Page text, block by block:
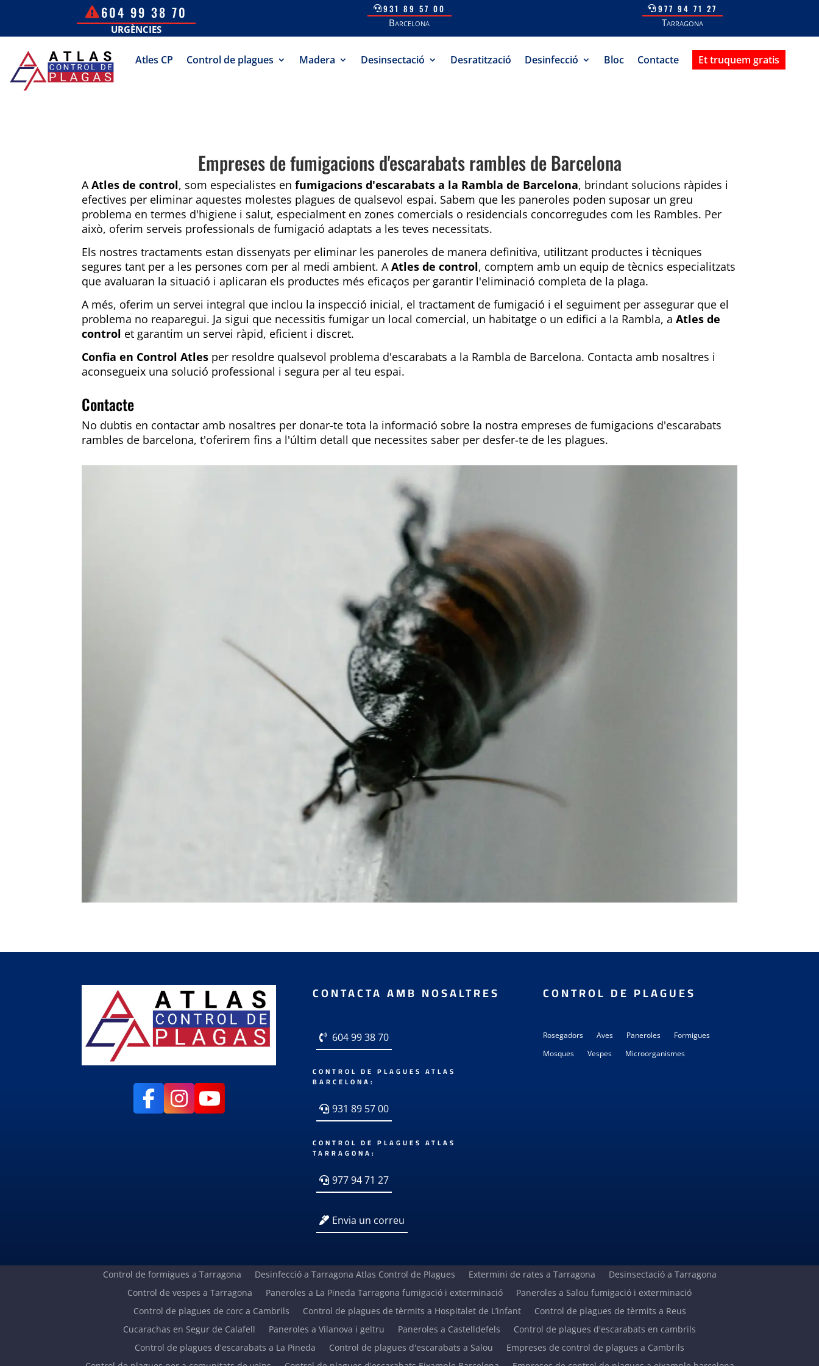
604 99 38 70
URGÈNCIES
931 89 57 00
Barcelona
977 94 71 27
Tarragona
Atles CP Control de plagues Madera Desinsectació Desratització Desinfecció Bloc Contacte Et truquem gratis
Empreses de fumigacions d'escarabats rambles de Barcelona
AAtles de control, som especialistes enfumigacions d'escarabats a la Rambla de Barcelona, brindant solucions ràpides i
efectives per eliminar aquestes molestes plagues de qualsevol espai. Sabem que les paneroles poden suposar un greu
problema en termes d'higiene i salut, especialment en zones comercials o residencials concorregudes com les Rambles. Per
això, oferim serveis professionals de fumigació adaptats a les teves necessitats.
Els nostres tractaments estan dissenyats per eliminar les paneroles de manera definitiva, utilitzant productes i tècniques
segures tant per a les persones com per al medi ambient. AAtles de control, comptem amb un equip de tècnics especialitzats
que avaluaran la situació i aplicaran els productes més eficaços per garantir l'eliminació completa de la plaga.
A més, oferim un servei integral que inclou la inspecció inicial, el tractament de fumigació i el seguiment per assegurar que el
problema no reaparegui. Ja sigui que necessitis fumigar un local comercial, un habitatge o un edifici a la Rambla, aAtles de
control et garantim un servei ràpid, eficient i discret.
Confia en Control Atles per resoldre qualsevol problema d'escarabats a la Rambla de Barcelona. Contacta amb nosaltres i
aconsegueix una solució professional i segura per al teu espai.
Contacte
No dubtis en contactar amb nosaltres per donar-te tota la informació sobre la nostra empreses de fumigacions d'escarabats
rambles de barcelona, t'oferirem fins a l'últim detall que necessites saber per desfer-te de les plagues.
CONTACTA AMB NOSALTRES
604 99 38 70
CONTROL DE PLAGUES ATLAS
BARCELONA:
931 89 57 00
CONTROL DE PLAGUES ATLAS
TARRAGONA:
977 94 71 27
Envia un correu
CONTROL DE PLAGUES
Rosegadors Aves Paneroles
Formigues
Mosques
Vespes Microorganismes
Control de formigues a Tarragona Desinfecció a Tarragona Atlas Control de Plagues Extermini de rates a Tarragona
Desinsectació a Tarragona
Control de vespes a Tarragona
Paneroles a La Pineda Tarragona fumigació i exterminació
Paneroles a Salou fumigació i exterminació
Control de plagues de corc a Cambrils
Control de plagues de tèrmits a Hospitalet de L’infant
Control de plagues de tèrmits a Reus
Cucarachas en Segur de Calafell
Paneroles a Vilanova i geltru Paneroles a Castelldefels
Control de plagues d'escarabats en cambrils
Control de plagues d'escarabats a La Pineda
Control de plagues d'escarabats a Salou
Empreses de control de plagues a Cambrils